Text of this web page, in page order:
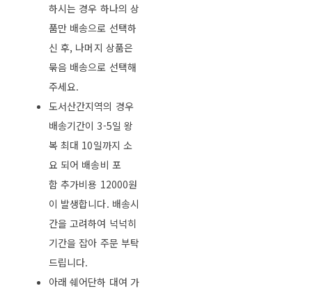
하시는 경우 하나의 상
품만 배송으로 선택하
신 후, 나머지 상품은
묶음 배송으로 선택해
주세요.
도서산간지역의 경우
배송기간이 3-5일 왕
복 최대 10일까지 소
요 되어 배송비 포
함 추가비용 12000원
이 발생합니다. 배송시
간을 고려하여 넉넉히
기간을 잡아 주문 부탁
드립니다.
아래 쉐어단하 대여 가